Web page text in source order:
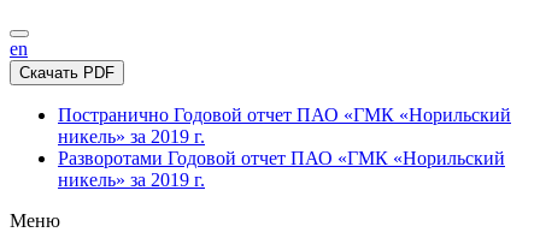
en
Скачать PDF
Постранично Годовой отчет ПАО «ГМК «Норильский
никель» за 2019 г.
Разворотами Годовой отчет ПАО «ГМК «Норильский
никель» за 2019 г.
Меню